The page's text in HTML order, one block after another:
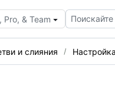
Pro, & Team
и слияния